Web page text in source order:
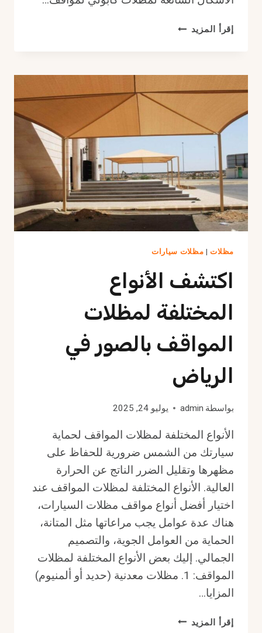
إقرأ المزيد مظلات
للأجواء
مقاومة
للحرارة
والأمطار
مظلات| مظلات سيارات
اكتشف الأنواع
المختلفة لمظلات
المواقف بالصور في
الرياض
بواسطة admin يوليو 24, 2025
الأنواع المختلفة لمظلات المواقف لحماية
سيارتك من الشمس ضرورية للحفاظ على
مظهرها وتقليل الضرر الناتج عن الحرارة
العالية. الأنواع المختلفة لمظلات المواقف عند
اختيار أفضل أنواع مواقف مظلات السيارات،
هناك عدة عوامل يجب مراعاتها مثل المتانة،
الحماية من العوامل الجوية، والتصميم
الجمالي. إليك بعض الأنواع المختلفة لمظلات
المواقف: 1. مظلات معدنية (حديد أو ألمنيوم)
المزايا…
إقرأ المزيد اكتشف